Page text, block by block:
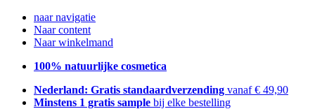
naar navigatie
Naar content
Naar winkelmand
100% natuurlijke cosmetica
Nederland: Gratis standaardverzending vanaf € 49,90
Minstens 1 gratis sample bij elke bestelling